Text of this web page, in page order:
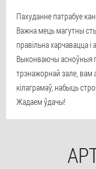
Пахуданне патрабуе
Важна мець магутны
правільна харчавацца
Выконваючы асноўныя
трэнажорнай зале, вам
кілаграмаў, набыць
Жадаем ўдачы!